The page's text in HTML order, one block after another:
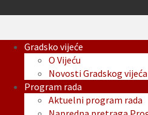
Gradsko vijeće
O Vijeću
Novosti Gradskog vijeća
Program rada
Aktuelni program rada